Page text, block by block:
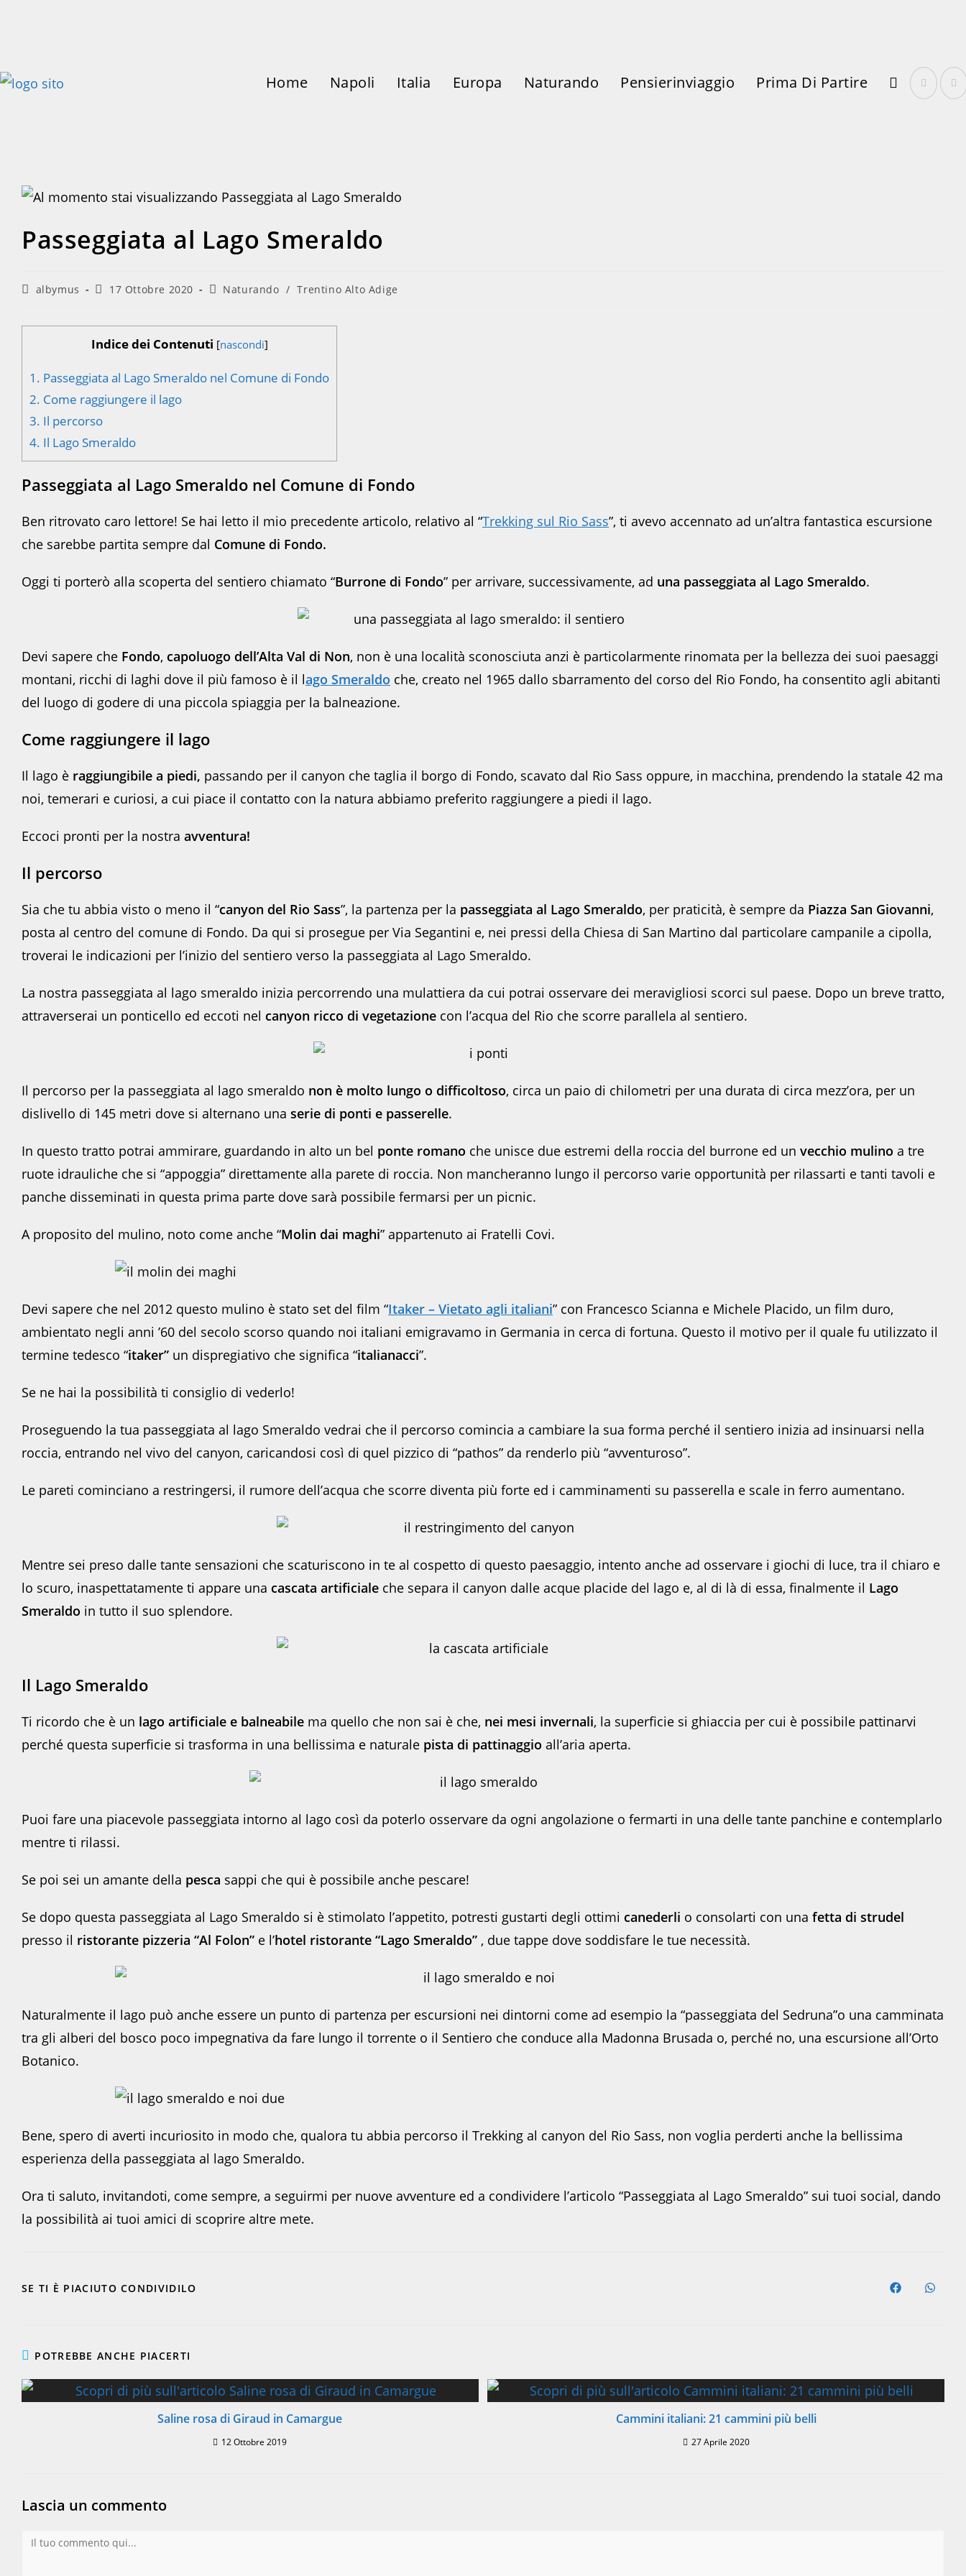
Home Napoli Italia Europa Naturando Pensierinviaggio Prima Di Partire Attiva/disattiva
Sito
Passeggiata al Lago Smeraldo
Autore
albymus
Articolo
17 Ottobre 2020
Categoria
Naturando / Trentino Alto Adige
Indice dei Contenuti [nascondi]
1. Passeggiata al Lago Smeraldo nel Comune di Fondo
2. Come raggiungere il lago
3. Il percorso
4. Il Lago Smeraldo
Passeggiata al Lago Smeraldo nel Comune di Fondo
Ben ritrovato caro lettore! Se hai letto il mio precedente articolo, relativo al “Trekking sul Rio Sass”, ti avevo accennato ad un’altra fantastica escursione
che sarebbe partita sempre dal Comune di Fondo.
Oggi ti porterò alla scoperta del sentiero chiamato “Burrone di Fondo” per arrivare, successivamente, ad una passeggiata al Lago Smeraldo.
Devi sapere che Fondo, capoluogo dell’Alta Val di Non, non è una località sconosciuta anzi è particolarmente rinomata per la bellezza dei suoi paesaggi
montani, ricchi di laghi dove il più famoso è il lago Smeraldo che, creato nel 1965 dallo sbarramento del corso del Rio Fondo, ha consentito agli abitanti
del luogo di godere di una piccola spiaggia per la balneazione.
Come raggiungere il lago
Il lago è raggiungibile a piedi, passando per il canyon che taglia il borgo di Fondo, scavato dal Rio Sass oppure, in macchina, prendendo la statale 42 ma
noi, temerari e curiosi, a cui piace il contatto con la natura abbiamo preferito raggiungere a piedi il lago.
Eccoci pronti per la nostra avventura!
Il percorso
Sia che tu abbia visto o meno il “canyon del Rio Sass”, la partenza per la passeggiata al Lago Smeraldo, per praticità, è sempre da Piazza San Giovanni,
posta al centro del comune di Fondo. Da qui si prosegue per Via Segantini e, nei pressi della Chiesa di San Martino dal particolare campanile a cipolla,
troverai le indicazioni per l’inizio del sentiero verso la passeggiata al Lago Smeraldo.
La nostra passeggiata al lago smeraldo inizia percorrendo una mulattiera da cui potrai osservare dei meravigliosi scorci sul paese. Dopo un breve tratto,
attraverserai un ponticello ed eccoti nel canyon ricco di vegetazione con l’acqua del Rio che scorre parallela al sentiero.
Il percorso per la passeggiata al lago smeraldo non è molto lungo o difficoltoso, circa un paio di chilometri per una durata di circa mezz’ora, per un
dislivello di 145 metri dove si alternano una serie di ponti e passerelle.
In questo tratto potrai ammirare, guardando in alto un bel ponte romano che unisce due estremi della roccia del burrone ed un vecchio mulino a tre
ruote idrauliche che si “appoggia” direttamente alla parete di roccia. Non mancheranno lungo il percorso varie opportunità per rilassarti e tanti tavoli e
panche disseminati in questa prima parte dove sarà possibile fermarsi per un picnic.
A proposito del mulino, noto come anche “Molin dai maghi” appartenuto ai Fratelli Covi.
Devi sapere che nel 2012 questo mulino è stato set del film “Itaker – Vietato agli italiani” con Francesco Scianna e Michele Placido, un film duro,
ambientato negli anni ’60 del secolo scorso quando noi italiani emigravamo in Germania in cerca di fortuna. Questo il motivo per il quale fu utilizzato il
termine tedesco “itaker” un dispregiativo che significa “italianacci”.
Se ne hai la possibilità ti consiglio di vederlo!
Proseguendo la tua passeggiata al lago Smeraldo vedrai che il percorso comincia a cambiare la sua forma perché il sentiero inizia ad insinuarsi nella
roccia, entrando nel vivo del canyon, caricandosi così di quel pizzico di “pathos” da renderlo più “avventuroso”.
Le pareti cominciano a restringersi, il rumore dell’acqua che scorre diventa più forte ed i camminamenti su passerella e scale in ferro aumentano.
Mentre sei preso dalle tante sensazioni che scaturiscono in te al cospetto di questo paesaggio, intento anche ad osservare i giochi di luce, tra il chiaro e
lo scuro, inaspettatamente ti appare una cascata artificiale che separa il canyon dalle acque placide del lago e, al di là di essa, finalmente il Lago
Smeraldo in tutto il suo splendore.
Il Lago Smeraldo
Ti ricordo che è un lago artificiale e balneabile ma quello che non sai è che, nei mesi invernali, la superficie si ghiaccia per cui è possibile pattinarvi
perché questa superficie si trasforma in una bellissima e naturale pista di pattinaggio all’aria aperta.
Puoi fare una piacevole passeggiata intorno al lago così da poterlo osservare da ogni angolazione o fermarti in una delle tante panchine e contemplarlo
mentre ti rilassi.
Se poi sei un amante della pesca sappi che qui è possibile anche pescare!
Se dopo questa passeggiata al Lago Smeraldo si è stimolato l’appetito, potresti gustarti degli ottimi canederli o consolarti con una fetta di strudel
presso il ristorante pizzeria “Al Folon” e l’hotel ristorante “Lago Smeraldo” , due tappe dove soddisfare le tue necessità.
Naturalmente il lago può anche essere un punto di partenza per escursioni nei dintorni come ad esempio la “passeggiata del Sedruna”o una camminata
tra gli alberi del bosco poco impegnativa da fare lungo il torrente o il Sentiero che conduce alla Madonna Brusada o, perché no, una escursione all’Orto
Botanico.
Bene, spero di averti incuriosito in modo che, qualora tu abbia percorso il Trekking al canyon del Rio Sass, non voglia perderti anche la bellissima
esperienza della passeggiata al lago Smeraldo.
Ora ti saluto, invitandoti, come sempre, a seguirmi per nuove avventure ed a condividere l’articolo “Passeggiata al Lago Smeraldo” sui tuoi social, dando
la possibilità ai tuoi amici di scoprire altre mete.
SE TI È PIACIUTO CONDIVIDILO Opens Opens
POTREBBE ANCHE PIACERTI
Saline rosa di Giraud in Camargue
12 Ottobre 2019
Cammini italiani: 21 cammini più belli
27 Aprile 2020
Lascia un commento
Commento